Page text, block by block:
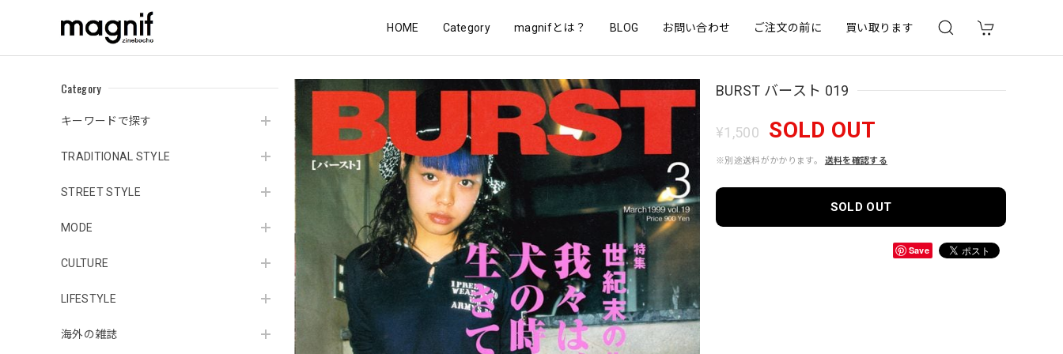
HOME Category magnifとは？ BLOG お問い合わせ ご注文の前に 買い取ります
Category
キーワードで探す
TRADITIONAL STYLE
STREET STYLE
MODE
CULTURE
LIFESTYLE
海外の雑誌
BURST バースト 019
¥1,500 SOLD OUT
※別途送料がかかります。 送料を確認する
SOLD OUT
Save